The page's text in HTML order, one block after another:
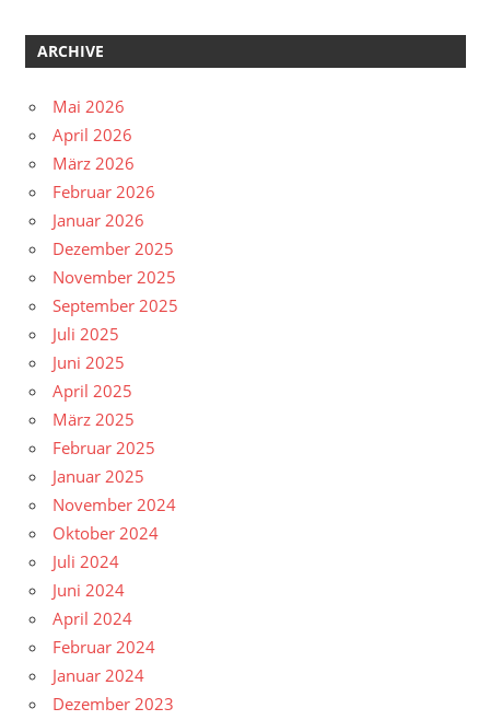
ARCHIVE
Mai 2026
April 2026
März 2026
Februar 2026
Januar 2026
Dezember 2025
November 2025
September 2025
Juli 2025
Juni 2025
April 2025
März 2025
Februar 2025
Januar 2025
November 2024
Oktober 2024
Juli 2024
Juni 2024
April 2024
Februar 2024
Januar 2024
Dezember 2023